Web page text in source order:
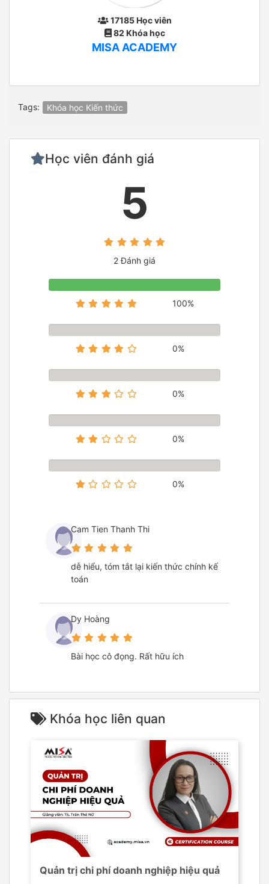
17185 Học viên
82 Khóa học
MISA ACADEMY
Tags: Khóa học Kiến thức
Học viên đánh giá
5
2 Đánh giá
100%
0%
0%
0%
0%
Cam Tien Thanh Thi
dễ hiểu, tóm tắt lại kiến thức chính kế
toán
Dy Hoàng
Bài học cô đọng. Rất hữu ích
Khóa học liên quan
Quản trị chi phí doanh nghiệp hiệu quả